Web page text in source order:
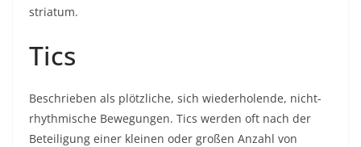
striatum.
Tics
Beschrieben als plötzliche, sich wiederholende, nicht-
rhythmische Bewegungen. Tics werden oft nach der
Beteiligung einer kleinen oder großen Anzahl von